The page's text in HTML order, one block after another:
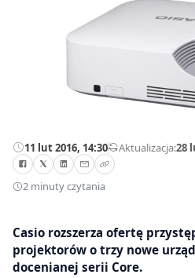
11 lut 2016, 14:30—Aktualizacja:28
2 minuty czytania
Casio rozszerza ofertę
projektorów o trzy nowe
docenianej serii Core.